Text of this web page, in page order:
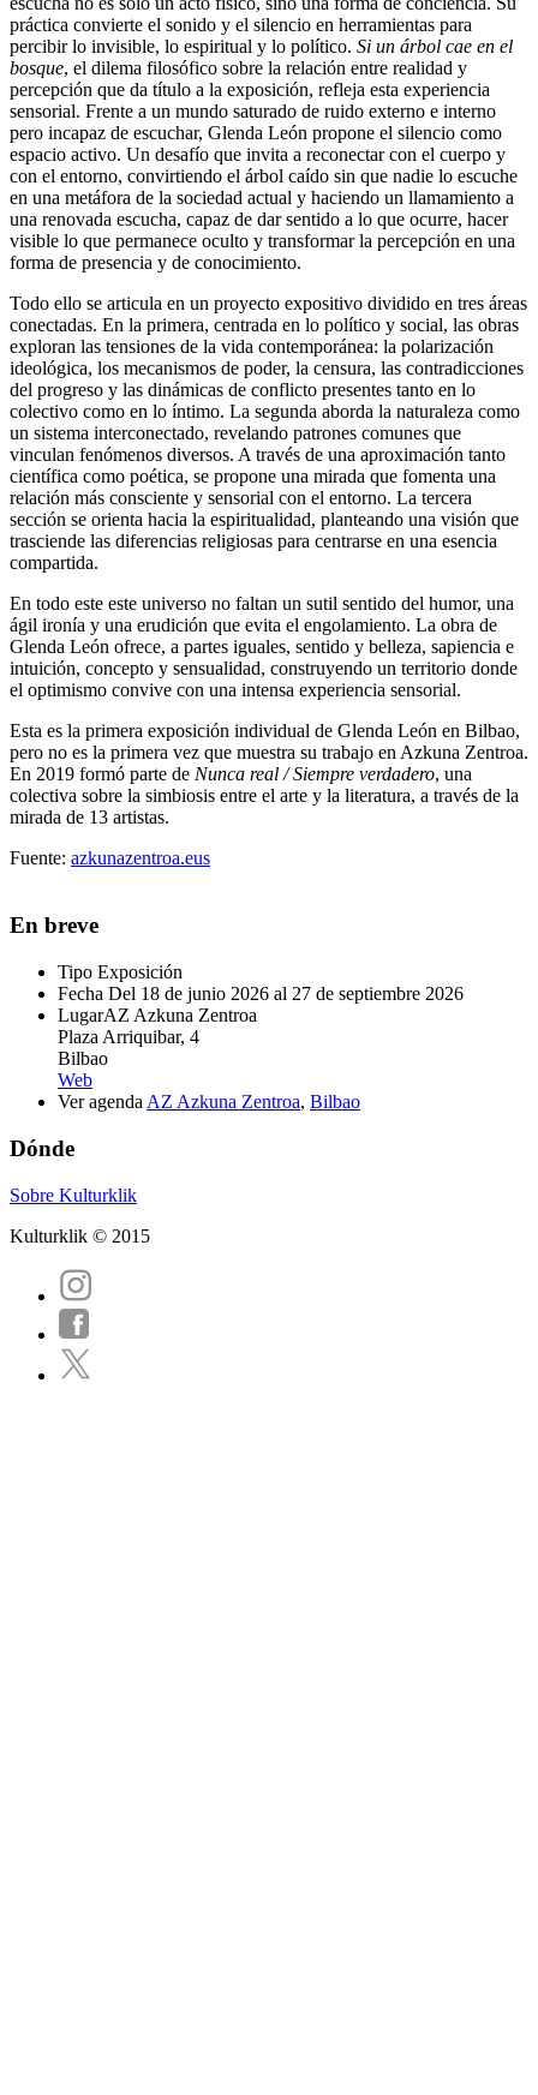
práctica convierte el sonido y el silencio en herramientas para
percibir lo invisible, lo espiritual y lo político. Si un árbol cae en el
bosque, el dilema filosófico sobre la relación entre realidad y
percepción que da título a la exposición, refleja esta experiencia
sensorial. Frente a un mundo saturado de ruido externo e interno
pero incapaz de escuchar, Glenda León propone el silencio como
espacio activo. Un desafío que invita a reconectar con el cuerpo y
con el entorno, convirtiendo el árbol caído sin que nadie lo escuche
en una metáfora de la sociedad actual y haciendo un llamamiento a
una renovada escucha, capaz de dar sentido a lo que ocurre, hacer
visible lo que permanece oculto y transformar la percepción en una
forma de presencia y de conocimiento.
Todo ello se articula en un proyecto expositivo dividido en tres áreas
conectadas. En la primera, centrada en lo político y social, las obras
exploran las tensiones de la vida contemporánea: la polarización
ideológica, los mecanismos de poder, la censura, las contradicciones
del progreso y las dinámicas de conflicto presentes tanto en lo
colectivo como en lo íntimo. La segunda aborda la naturaleza como
un sistema interconectado, revelando patrones comunes que
vinculan fenómenos diversos. A través de una aproximación tanto
científica como poética, se propone una mirada que fomenta una
relación más consciente y sensorial con el entorno. La tercera
sección se orienta hacia la espiritualidad, planteando una visión que
trasciende las diferencias religiosas para centrarse en una esencia
compartida.
En todo este este universo no faltan un sutil sentido del humor, una
ágil ironía y una erudición que evita el engolamiento. La obra de
Glenda León ofrece, a partes iguales, sentido y belleza, sapiencia e
intuición, concepto y sensualidad, construyendo un territorio donde
el optimismo convive con una intensa experiencia sensorial.
Esta es la primera exposición individual de Glenda León en Bilbao,
pero no es la primera vez que muestra su trabajo en Azkuna Zentroa.
En 2019 formó parte de Nunca real / Siempre verdadero, una
colectiva sobre la simbiosis entre el arte y la literatura, a través de la
mirada de 13 artistas.
Fuente: azkunazentroa.eus
En breve
Tipo Exposición
Fecha Del 18 de junio 2026 al 27 de septiembre 2026
LugarAZ Azkuna Zentroa
Plaza Arriquibar, 4
Bilbao
Web
Ver agenda AZ Azkuna Zentroa, Bilbao
Dónde
Sobre Kulturklik
Kulturklik © 2015